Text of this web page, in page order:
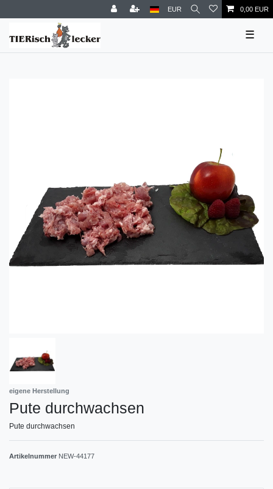
EUR 0,00 EUR
☰
eigene Herstellung
Pute durchwachsen
Pute durchwachsen
Artikelnummer NEW-44177